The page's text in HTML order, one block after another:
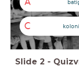
A
C
Slide 2 -